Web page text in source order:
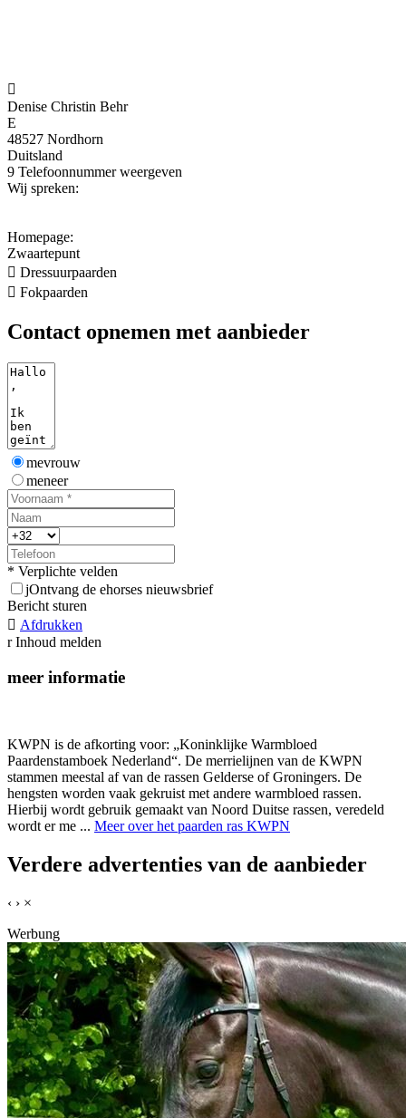

Denise Christin Behr
E
48527 Nordhorn
Duitsland
9 Telefoonnummer weergeven
Wij spreken:
Homepage:
Zwaartepunt
 Dressuurpaarden
 Fokpaarden
Contact opnemen met aanbieder
mevrouw
meneer
* Verplichte velden
jOntvang de ehorses nieuwsbrief
Bericht sturen
 Afdrukken
r Inhoud melden
meer informatie
KWPN is de afkorting voor: „Koninklijke Warmbloed
Paardenstamboek Nederland“. De merrielijnen van de KWPN
stammen meestal af van de rassen Gelderse of Groningers. De
hengsten worden vaak gekruist met andere warmbloed rassen.
Hierbij wordt gebruik gemaakt van Noord Duitse rassen, veredeld
wordt er me ... Meer over het paarden ras KWPN
Verdere advertenties van de aanbieder
‹ › ×
Werbung